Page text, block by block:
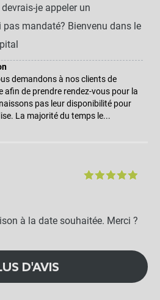
je appeler un
pas mandaté? Bienvenu dans le
demandons à nos clients de
afin de prendre rendez-vous pour la
pas leur disponibilité pour
La majorité du temps le...
à la date souhaitée. Merci ?
D'AVIS